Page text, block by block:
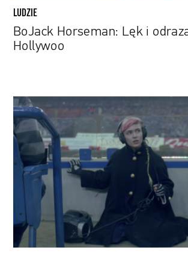
LUDZIE
BoJack Horseman: Lęk i
Hollywoo
twórców,
którzy
osiągnęli
sukces
dzięki
dostępnym
narzędziom